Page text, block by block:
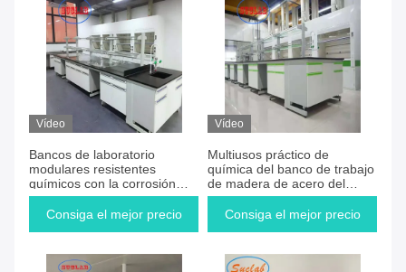
Vídeo
Bancos de laboratorio
modulares resistentes
químicos con la corrosión
anti a prueba de herrumbre
del almacenamiento
Consiga el mejor precio
Vídeo
Multiusos práctico de
química del banco de trabajo
de madera de acero del
laboratorio para el hospital
Consiga el mejor precio